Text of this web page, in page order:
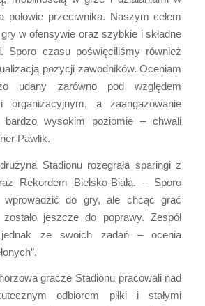
połowie przeciwnika. Naszym celem
gry w ofensywie oraz szybkie i składne
Sporo czasu poświęciliśmy również
pozycji zawodników. Oceniam
udany zarówno pod względem
a zaangażowanie
bardzo wysokim poziomie – chwali
Pawlik.
Stadionu rozegrała sparingi z
Rekordem Bielsko-Biała. – Sporo
wprowadzić do gry, ale chcąc grać
jeszcze do poprawy. Zespół
jednak ze swoich zadań – ocenia
gracze Stadionu pracowali nad
odbiorem piłki i stałymi